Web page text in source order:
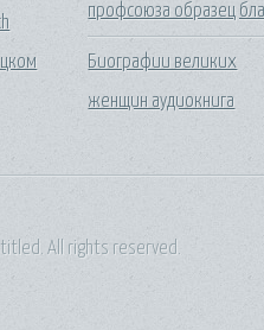
профсоюза образец
Биографии великих
женщин аудиокнига
All rights reserved.